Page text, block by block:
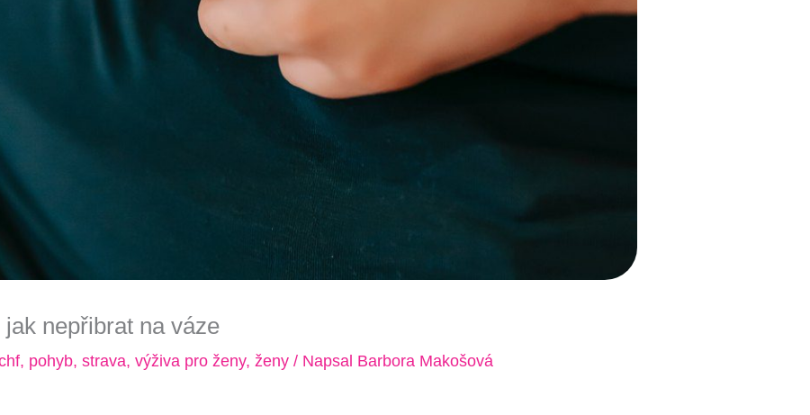
nepřibrat na váze
,pohyb,strava,výživa pro ženy,ženy/ NapsalBarbora Makošová